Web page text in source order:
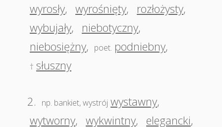
wyrosły, wyrośnięty, rozłożysty,
wybujały, niebotyczny,
niebosiężny, poet. podniebny,
† słuszny
2. np. bankiet, wystrój wystawny,
wytworny, wykwintny, elegancki,